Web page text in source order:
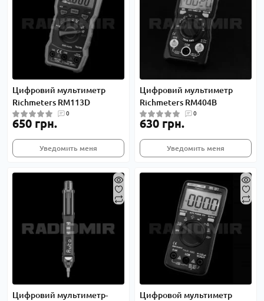
Цифровий мультиметр
Richmeters RM113D
0
650 грн.
Уведомить меня
Цифровий мультиметр
Richmeters RM404B
0
630 грн.
Уведомить меня
Цифровий мультиметр-
Цифровой мультиметр